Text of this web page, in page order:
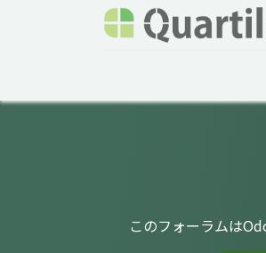
このフォーラムは